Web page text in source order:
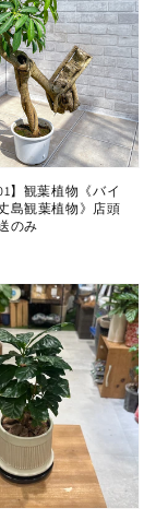
】観葉植物《バイ
島観葉植物》店頭
のみ